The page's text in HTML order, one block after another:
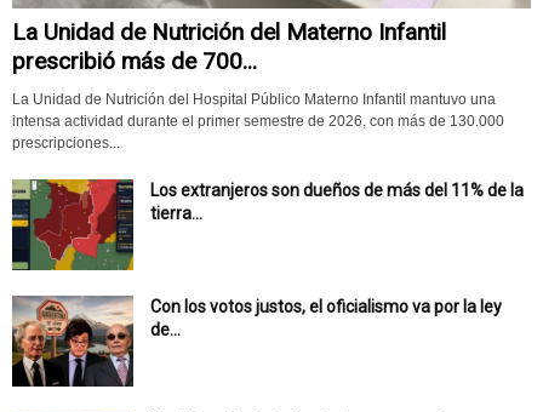
La Unidad de Nutrición del Materno Infantil
prescribió más de 700...
La Unidad de Nutrición del Hospital Público Materno Infantil mantuvo una
intensa actividad durante el primer semestre de 2026, con más de 130.000
prescripciones...
Los extranjeros son dueños de más del 11% de la
tierra...
Con los votos justos, el oficialismo va por la ley
de...